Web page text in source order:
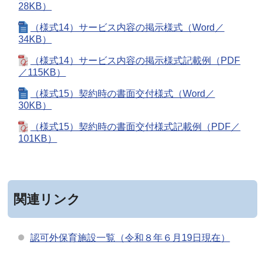
28KB）
（様式14）サービス内容の掲示様式（Word／
34KB）
（様式14）サービス内容の掲示様式記載例（PDF
／115KB）
（様式15）契約時の書面交付様式（Word／
30KB）
（様式15）契約時の書面交付様式記載例（PDF／
101KB）
関連リンク
認可外保育施設一覧（令和８年６月19日現在）